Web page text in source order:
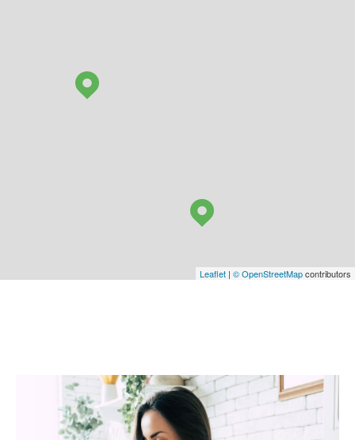
Leaflet | © OpenStreetMapcontributors